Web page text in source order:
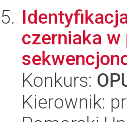
czerniaka
Konkurs:
Kierownik: